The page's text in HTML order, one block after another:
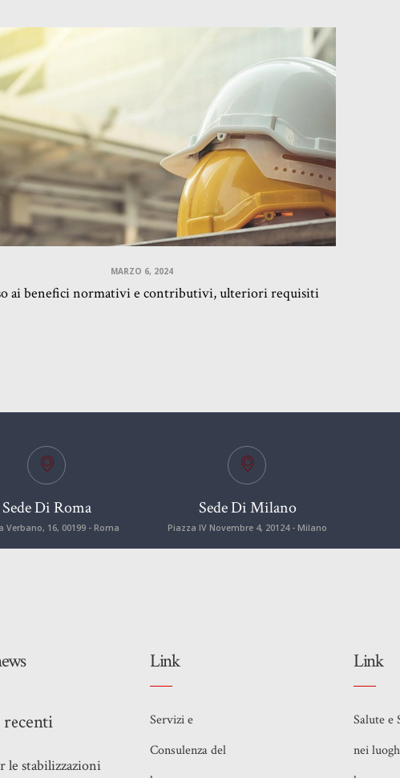
MARZO 6, 2024
ai benefici normativi e contributivi, ulteriori requisiti
Sede Di Roma
Verbano, 16, 00199 - Roma
Sede Di Milano
Piazza IV Novembre 4, 20124 - Milano
le stabilizzazioni
Link
Servizi e
Consulenza del
Link
Salute e
nei